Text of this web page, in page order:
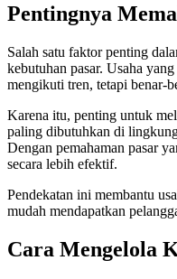
Pentingnya
Salah satu faktor penting
kebutuhan pasar. Usaha
mengikuti tren, tetapi benar-
Karena itu, penting untuk
paling dibutuhkan di
Dengan pemahaman pasar
secara lebih efektif.
Pendekatan ini membantu
mudah mendapatkan
Cara Mengelola